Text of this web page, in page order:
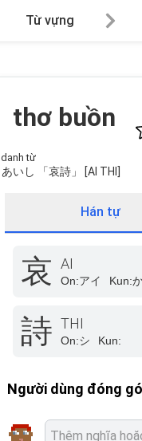
Từ vựng
thơ buồn
danh từ
あいし 「哀詩」 [AI THI]
Hán tự
哀 AI
On:アイ Kun:
詩 THI
On:シ Kun:
Người dùng đóng